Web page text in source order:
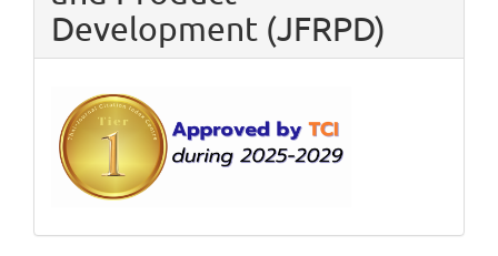
Development (JFRPD)